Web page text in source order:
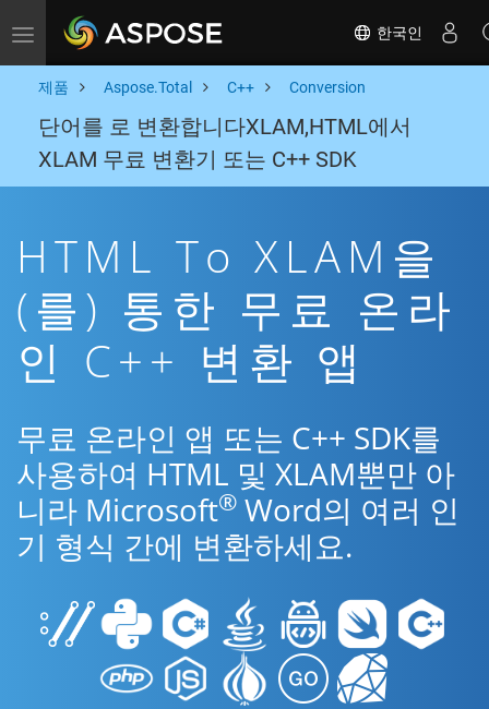
Toggle navigation 한국인
제품 Aspose.Total C++ Conversion
단어를 로 변환합니다XLAM,HTML에서
XLAM 무료 변환기 또는 C++ SDK
HTML To XLAM을
(를) 통한 무료 온라
인 C++ 변환 앱
무료 온라인 앱 또는 C++ SDK를
사용하여 HTML 및 XLAM뿐만 아
니라 Microsoft® Word의 여러 인
기 형식 간에 변환하세요.